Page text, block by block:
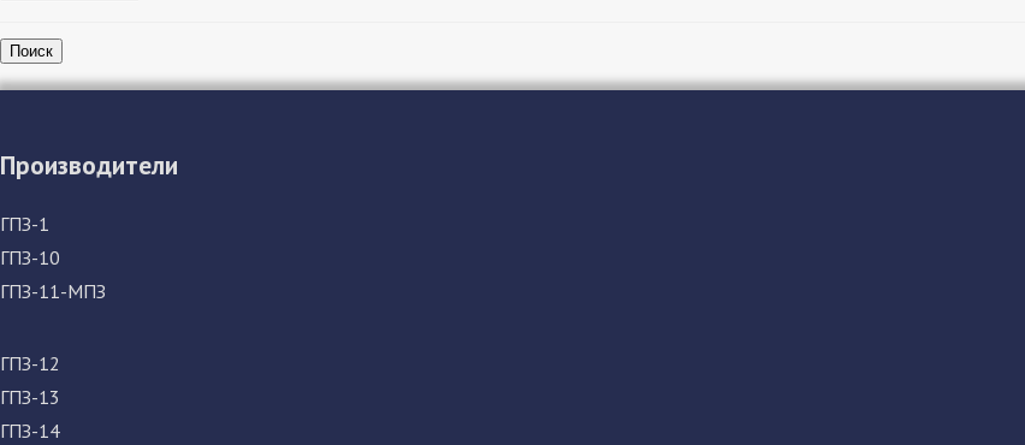
Поиск
Производители
ГПЗ-1
ГПЗ-10
ГПЗ-11-МПЗ
ГПЗ-12
ГПЗ-13
ГПЗ-14